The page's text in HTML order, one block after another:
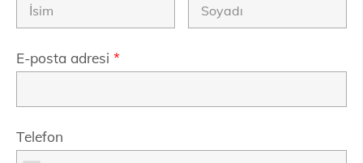
E-posta adresi *
Telefon